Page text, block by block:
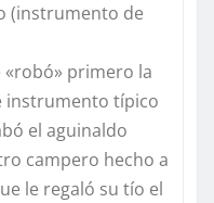
(instrumento de
«robó» primero la
instrumento típico
el aguinaldo
campero hecho a
le regaló su tío el